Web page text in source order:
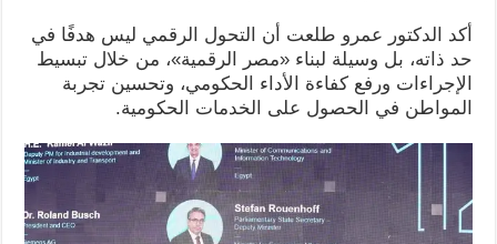
أكد الدكتور عمرو طلعت أن التحول الرقمي ليس هدفًا في
حد ذاته، بل وسيلة لبناء «مصر الرقمية»، من خلال تبسيط
الإجراءات ورفع كفاءة الأداء الحكومي، وتحسين تجربة
المواطن في الحصول على الخدمات الحكومية.